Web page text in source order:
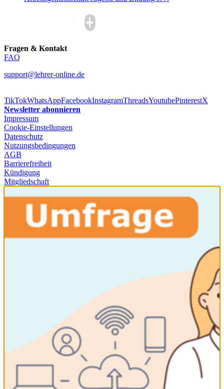
Fragen & Kontakt
FAQ
support@lehrer-online.de
TikTokWhatsAppFacebookInstagramThreadsYoutubePinterestX
Newsletter abonnieren
Impressum
Cookie-Einstellungen
Datenschutz
Nutzungsbedingungen
AGB
Barrierefreiheit
Kündigung
Mitgliedschaft